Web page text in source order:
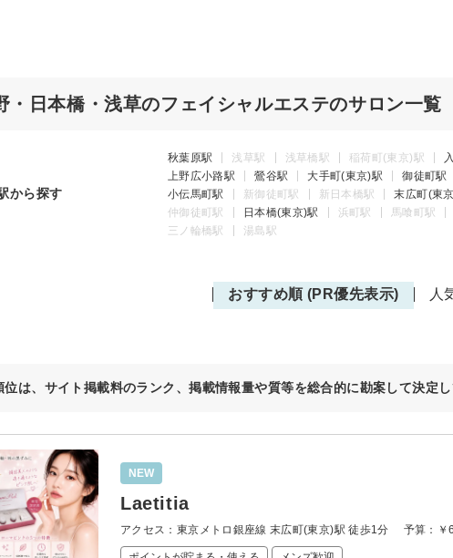
・日本橋・浅草のフェイシャルエステのサロン一覧
から探す
秋葉原駅 浅草駅 浅草橋駅 稲荷町(東京)駅
上野広小路駅
鶯谷駅 大手町(東京)駅 御徒町駅
小伝馬町駅
新御徒町駅 新日本橋駅 末広町(東
仲御徒町駅
日本橋(東京)駅 浜町駅 馬喰町駅
三ノ輪橋駅
湯島駅
おすすめ順 (PR優先表示) 人
位は、サイト掲載料のランク、掲載情報量や質等を総合的に勘案して決定し
NEW
Laetitia
アクセス：東京メトロ銀座線 末広町(東京)駅 徒歩1分 予算： ￥